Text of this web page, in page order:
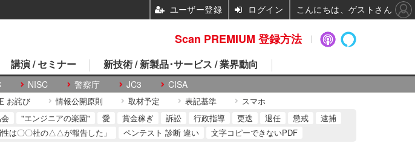
NISC 警察庁 JC3 CISA
講演 / セミナー 新技術 / 新製品･サービス / 業界動向
お詫び 情報公開原則 取材予定 表記基準 スマホ
"エンジニアの楽園" 愛 賞金稼ぎ 訴訟 行政指導 更迭 退任 懲戒
逮捕
性は〇〇社の△△が報告した」
ペンテスト 診断 違い 文字コピーできないPDF
Scan PREMIUM 登録方法
ユーザー登録 ログイン こんにちは、ゲストさん